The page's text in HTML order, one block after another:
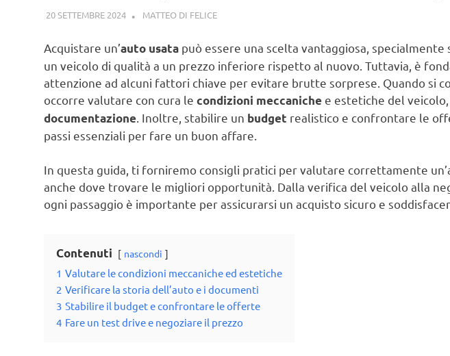
20 SETTEMBRE 2024 MATTEO DI FELICEGUIDE
Acquistare un’auto usata può essere una scelta vantaggiosa,
un veicolo di qualità a un prezzo inferiore rispetto al nuovo. Tuttavia, è
attenzione ad alcuni fattori chiave per evitare brutte sorprese. Quando si
occorre valutare con cura le condizioni meccaniche e estetiche del veicolo,
documentazione . Inoltre, stabilire un budget realistico e confrontare le
passi essenziali per fare un buon affare.
In questa guida, ti forniremo consigli pratici per valutare correttamente
anche dove trovare le migliori opportunità. Dalla verifica del veicolo alla
ogni passaggio è importante per assicurarsi un acquisto sicuro e
Contenuti nascondi
1 Valutare le condizioni meccaniche ed estetiche
2 Verificare la storia dell’auto e i documenti
3 Stabilire il budget e confrontare le offerte
4 Fare un test drive e negoziare il prezzo